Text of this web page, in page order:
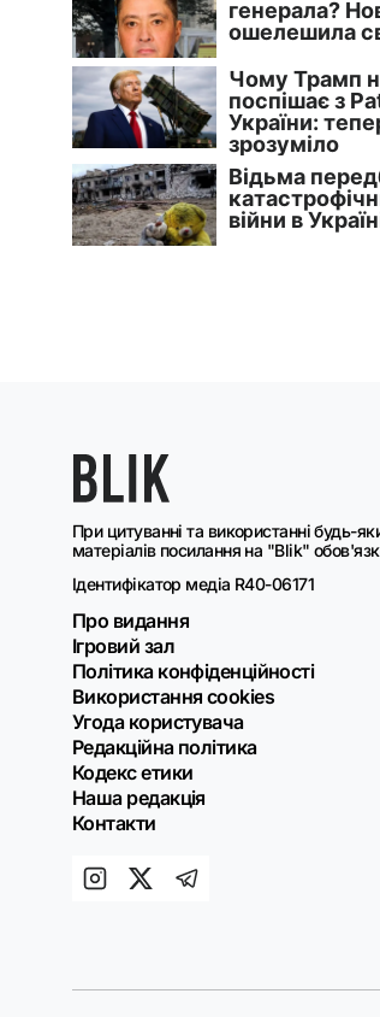
При цитуванні та використанні будь-
матеріалів посилання на "Blik"
Ідентифікатор медіа R40-06171
Про видання
Ігровий зал
Політика конфіденційності
Використання cookies
Угода користувача
Редакційна політика
Кодекс етики
Наша редакція
Контакти